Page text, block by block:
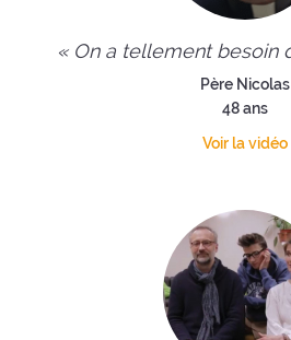
« On a tellement besoin
Père Nicolas
48 ans
Voir la vidéo